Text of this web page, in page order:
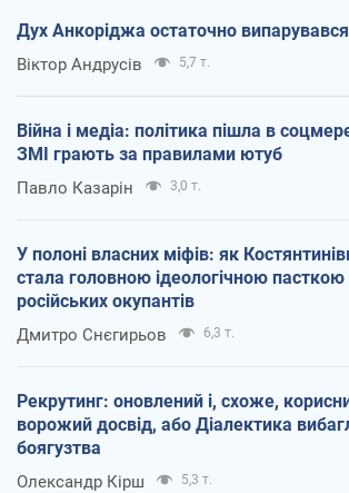
Дух Анкоріджа остаточно випарувався
Віктор Андрусів 5,7 т.
Війна і медіа: політика пішла в
ЗМІ грають за правилами ютуб
Павло Казарін 3,0 т.
У полоні власних міфів: як
стала головною ідеологічною пасткою
російських окупантів
Дмитро Снєгирьов 6,3 т.
Рекрутинг: оновлений і, схоже,
ворожий досвід, або Діалектика
боягузтва
Олександр Кірш 5,3 т.